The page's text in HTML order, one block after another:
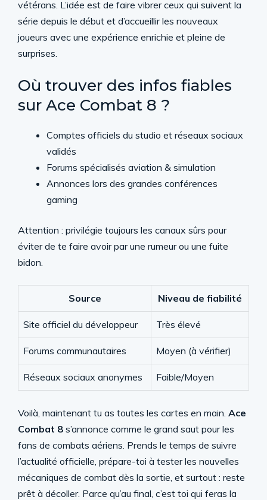
vétérans. L’idée est de faire vibrer ceux qui suivent la
série depuis le début et d’accueillir les nouveaux
joueurs avec une expérience enrichie et pleine de
surprises.
Où trouver des infos fiables
sur Ace Combat 8 ?
Comptes officiels du studio et réseaux sociaux
validés
Forums spécialisés aviation & simulation
Annonces lors des grandes conférences
gaming
Attention : privilégie toujours les canaux sûrs pour
éviter de te faire avoir par une rumeur ou une fuite
bidon.
Source Niveau de fiabilité
Site officiel du développeur Très élevé
Forums communautaires Moyen (à vérifier)
Réseaux sociaux anonymes Faible/Moyen
Voilà, maintenant tu as toutes les cartes en main. Ace
Combat 8 s’annonce comme le grand saut pour les
fans de combats aériens. Prends le temps de suivre
l’actualité officielle, prépare-toi à tester les nouvelles
mécaniques de combat dès la sortie, et surtout : reste
prêt à décoller. Parce qu’au final, c’est toi qui feras la